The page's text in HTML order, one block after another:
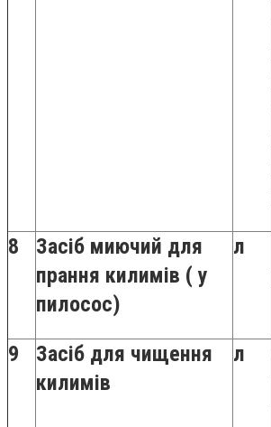
8
Засіб миючий для
прання килимів ( у
пилосос)
л
9
Засіб для чищення
килимів
л